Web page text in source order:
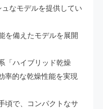
なモデルを提供してい
を備えたモデルを展開
「ハイブリッド乾燥
率的な乾燥性能を実現
頃で、コンパクトなサ